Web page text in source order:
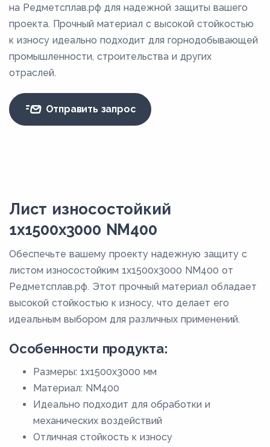
на Редметсплав.рф для надежной защиты вашего
проекта. Прочный материал с высокой стойкостью
к износу идеально подходит для горнодобывающей
промышленности, строительства и других
отраслей.
Отправить запрос
Лист износостойкий
1x1500x3000 NM400
Обеспечьте вашему проекту надежную защиту с
листом износостойким 1x1500x3000 NM400 от
Редметсплав.рф. Этот прочный материал обладает
высокой стойкостью к износу, что делает его
идеальным выбором для различных применений.
Особенности продукта:
Размеры: 1x1500x3000 мм
Материал: NM400
Идеально подходит для обработки и
механических воздействий
Отличная стойкость к износу